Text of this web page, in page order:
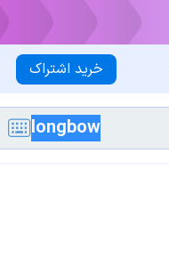
خرید اشتراک